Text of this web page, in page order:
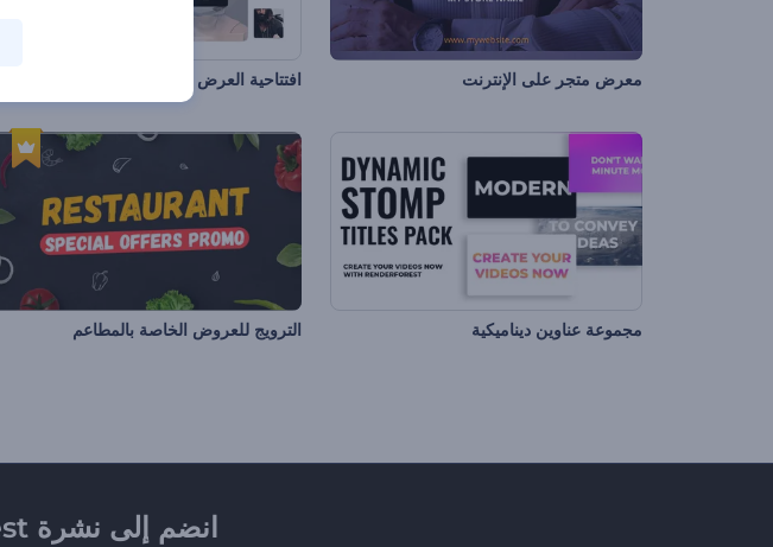
معرض متجر على الإنترنت افتتاحية العرض التقديمي السريع
مجموعة عناوين ديناميكية الترويج للعروض الخاصة بالمطاعم
انضم إلى نشرة Renderforest الإخبارية